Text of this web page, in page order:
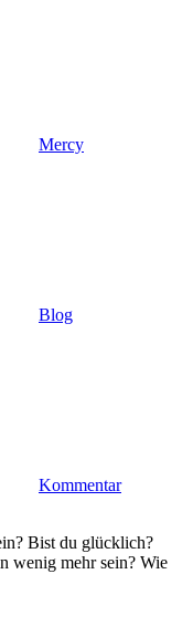
Mercy
Blog
Kommentar
Bist du glücklich?
wenig mehr sein? Wie